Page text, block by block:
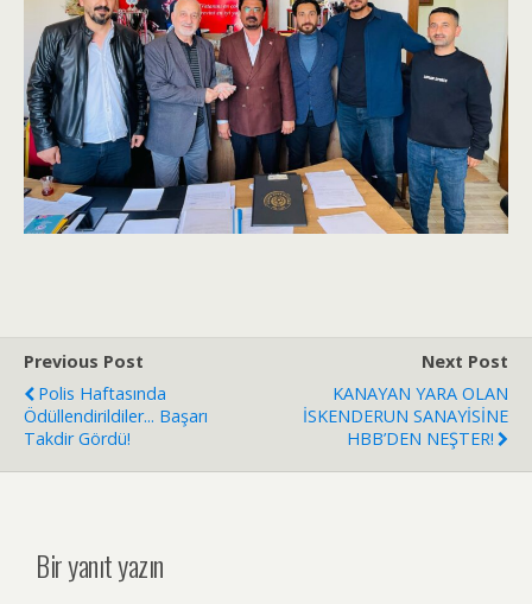
Previous Post
Polis Haftasında
Ödüllendirildiler... Başarı
Takdir Gördü!
Next Post
KANAYAN YARA OLAN
İSKENDERUN SANAYİSİNE
HBB’DEN NEŞTER!
Bir yanıt yazın